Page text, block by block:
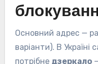
Основний адрес —
варіанти). В Україні
потрібне дзеркало—